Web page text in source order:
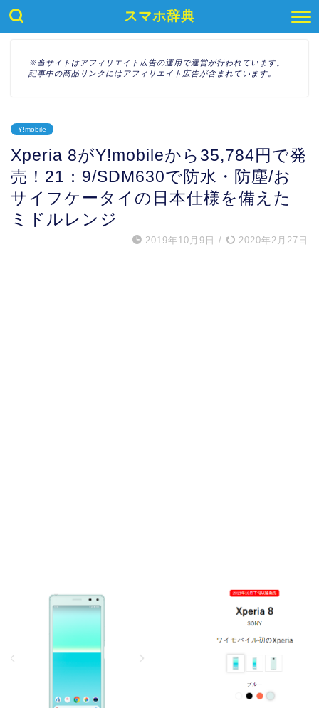
スマホ辞典
※当サイトはアフィリエイト広告の運用で運営が行われています。
記事中の商品リンクにはアフィリエイト広告が含まれています。
Y!mobile
Xperia 8がY!mobileから35,784円で発
売！21：9/SDM630で防水・防塵/お
サイフケータイの日本仕様を備えた
ミドルレンジ
2019年10月9日 / 2020年2月27日